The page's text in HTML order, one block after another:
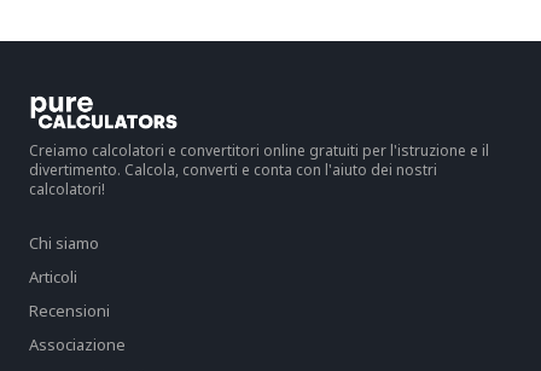
Creiamo calcolatori e convertitori online gratuiti per l'istruzione e il
divertimento. Calcola, converti e conta con l'aiuto dei nostri
calcolatori!
Chi siamo
Articoli
Recensioni
Associazione